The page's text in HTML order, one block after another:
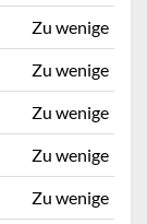
Zu wenige
Zu wenige
Zu wenige
Zu wenige
Zu wenige